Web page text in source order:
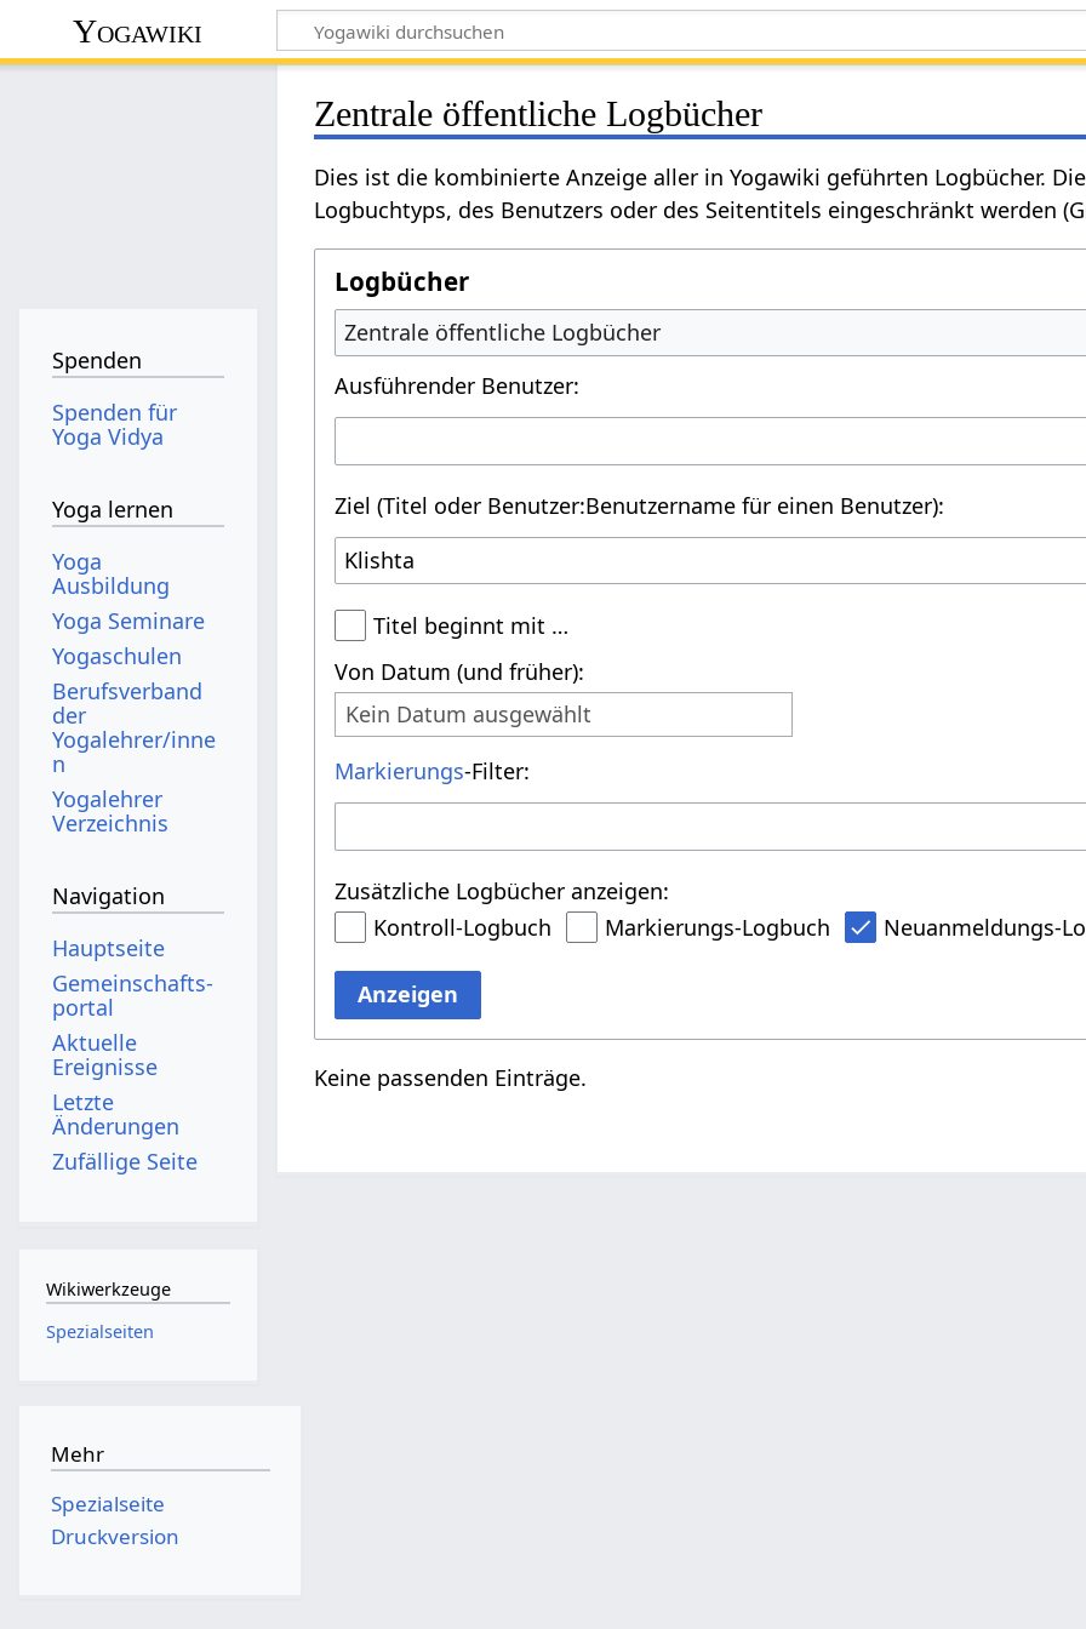
Yogawiki
Zentrale öffentliche Logbücher
Dies ist die kombinierte Anzeige aller in Yogawiki geführten Logbücher.
Logbuchtyps, des Benutzers oder des Seitentitels eingeschränkt werden
Logbücher
Zentrale öffentliche Logbücher
Ausführender Benutzer:
Ziel (Titel oder Benutzer:Benutzername für einen Benutzer):
Titel beginnt mit …
Von Datum (und früher):
Kein Datum ausgewählt
Markierungs-Filter:
Zusätzliche Logbücher anzeigen:
Kontroll-Logbuch
Markierungs-Logbuch Neuanmeldungs-
Anzeigen
Keine passenden Einträge.
Spenden
Spenden für
Yoga Vidya
Yoga lernen
Yoga
Ausbildung
Yoga Seminare
Yogaschulen
Berufsverband
der
Yogalehrer/inne
n
Yogalehrer
Verzeichnis
Navigation
Hauptseite
Gemeinschafts­
portal
Aktuelle
Ereignisse
Letzte
Änderungen
Zufällige Seite
Wikiwerkzeuge
Spezialseiten
Mehr
Spezialseite
Druckversion